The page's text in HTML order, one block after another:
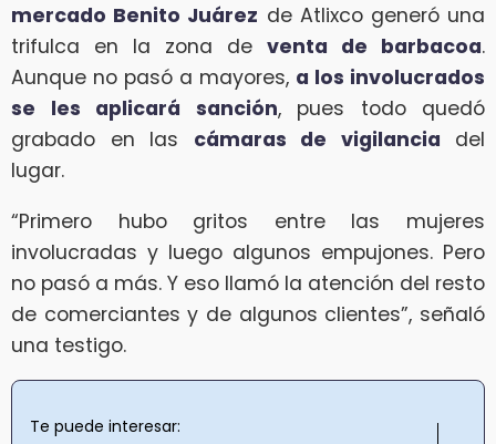
mercado Benito Juárez de Atlixco generó una
trifulca en la zona de venta de barbacoa.
Aunque no pasó a mayores, a los involucrados
se les aplicará sanción, pues todo quedó
grabado en las cámaras de vigilancia del
lugar.
“Primero hubo gritos entre las mujeres
involucradas y luego algunos empujones. Pero
no pasó a más. Y eso llamó la atención del resto
de comerciantes y de algunos clientes”, señaló
una testigo.
Te puede interesar: